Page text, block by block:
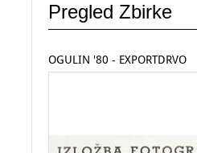
Pregled Zbirke
OGULIN '80 - EXPORTDRVO